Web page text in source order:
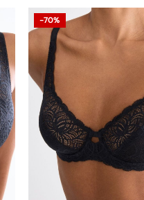
-70%